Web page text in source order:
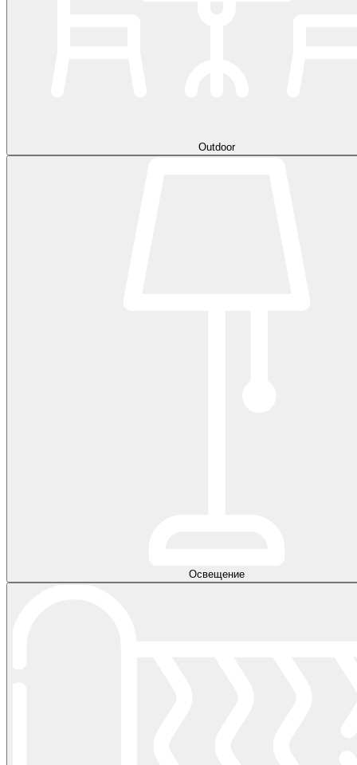
Outdoor
Освещение